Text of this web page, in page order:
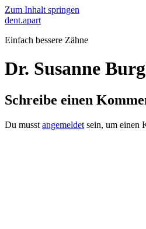
Zum Inhalt springen
dent.apart
Einfach bessere Zähne
Dr. Susanne
Schreibe einen
Du musst angemeldet sein, um einen